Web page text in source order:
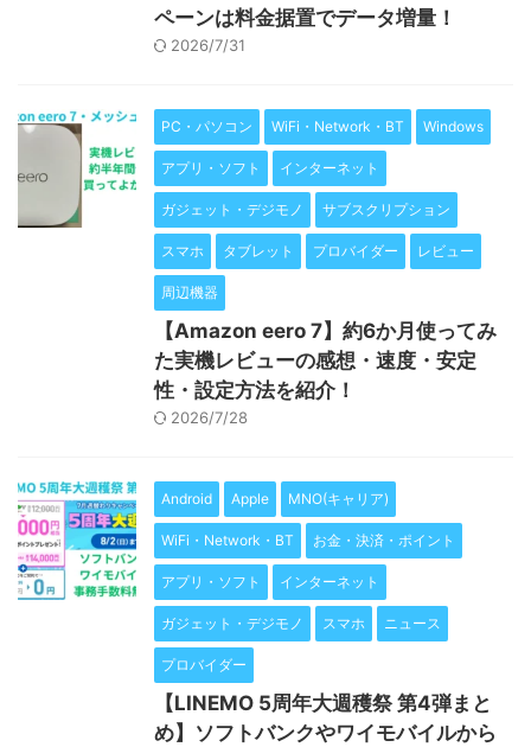
ペーンは料金据置でデータ増量！
2026/7/31
PC・パソコン WiFi・Network・BT Windows
アプリ・ソフト インターネット
ガジェット・デジモノ サブスクリプション
スマホ タブレット プロバイダー レビュー
周辺機器
【Amazon eero 7】約6か月使ってみ
た実機レビューの感想・速度・安定
性・設定方法を紹介！
2026/7/28
Android Apple MNO(キャリア)
WiFi・Network・BT お金・決済・ポイント
アプリ・ソフト インターネット
ガジェット・デジモノ スマホ ニュース
プロバイダー
【LINEMO 5周年大週穫祭 第4弾まと
め】ソフトバンクやワイモバイルから